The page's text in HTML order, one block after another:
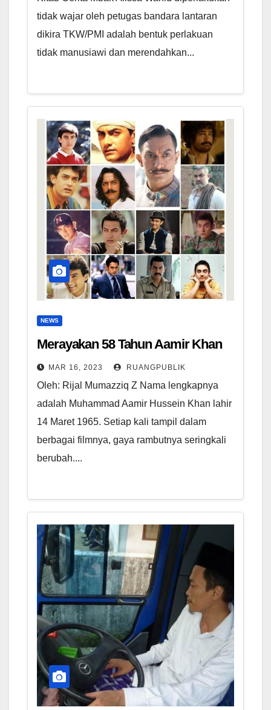
tidak wajar oleh petugas bandara lantaran
dikira TKW/PMI adalah bentuk perlakuan
tidak manusiawi dan merendahkan...
NEWS
Merayakan 58 Tahun Aamir Khan
MAR 16, 2023 RUANGPUBLIK
Oleh: Rijal Mumazziq Z Nama lengkapnya
adalah Muhammad Aamir Hussein Khan lahir
14 Maret 1965. Setiap kali tampil dalam
berbagai filmnya, gaya rambutnya seringkali
berubah....